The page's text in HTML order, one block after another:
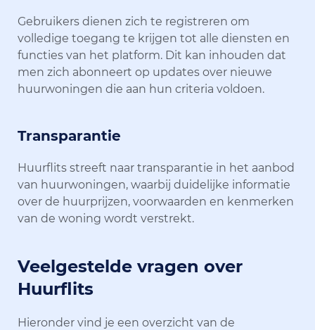
Gebruikers dienen zich te registreren om
volledige toegang te krijgen tot alle diensten en
functies van het platform. Dit kan inhouden dat
men zich abonneert op updates over nieuwe
huurwoningen die aan hun criteria voldoen.
Transparantie
Huurflits streeft naar transparantie in het aanbod
van huurwoningen, waarbij duidelijke informatie
over de huurprijzen, voorwaarden en kenmerken
van de woning wordt verstrekt.
Veelgestelde vragen over
Huurflits
Hieronder vind je een overzicht van de